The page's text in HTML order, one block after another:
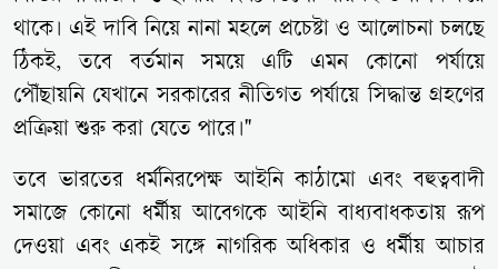
থাকে। এই দাবি নিয়ে নানা মহলে প্রচেষ্টা ও আলোচনা চলছে
ঠিকই, তবে বর্তমান সময়ে এটি এমন কোনো পর্যায়ে
পৌঁছায়নি যেখানে সরকারের নীতিগত পর্যায়ে সিদ্ধান্ত গ্রহণের
প্রক্রিয়া শুরু করা যেতে পারে।"
তবে ভারতের ধর্মনিরপেক্ষ আইনি কাঠামো এবং বহুত্ববাদী
সমাজে কোনো ধর্মীয় আবেগকে আইনি বাধ্যবাধকতায় রূপ
দেওয়া এবং একই সঙ্গে নাগরিক অধিকার ও ধর্মীয় আচার